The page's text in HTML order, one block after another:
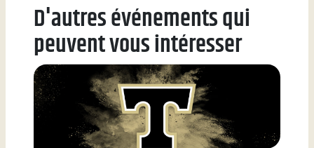
D'autres événements qui
peuvent vous intéresser